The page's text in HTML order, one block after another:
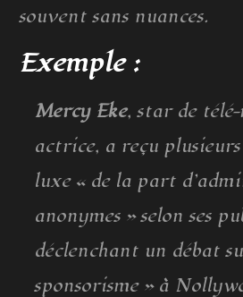
souvent sans nuances.
Exemple :
Mercy Eke, star de
actrice, a reçu
luxe « de la part
anonymes » selon ses
déclenchant un débat
sponsorisme » à